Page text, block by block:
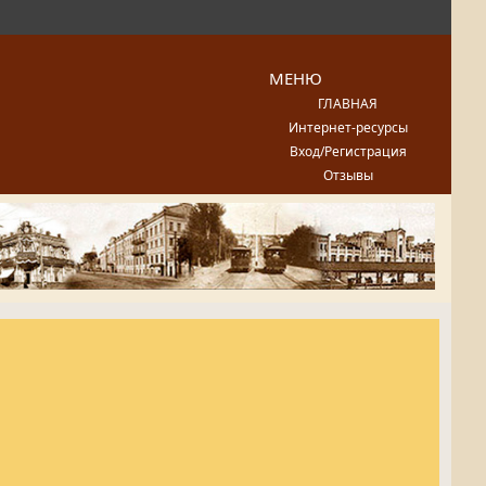
МЕНЮ
ГЛАВНАЯ
Интернет-ресурсы
Вход/Регистрация
Отзывы